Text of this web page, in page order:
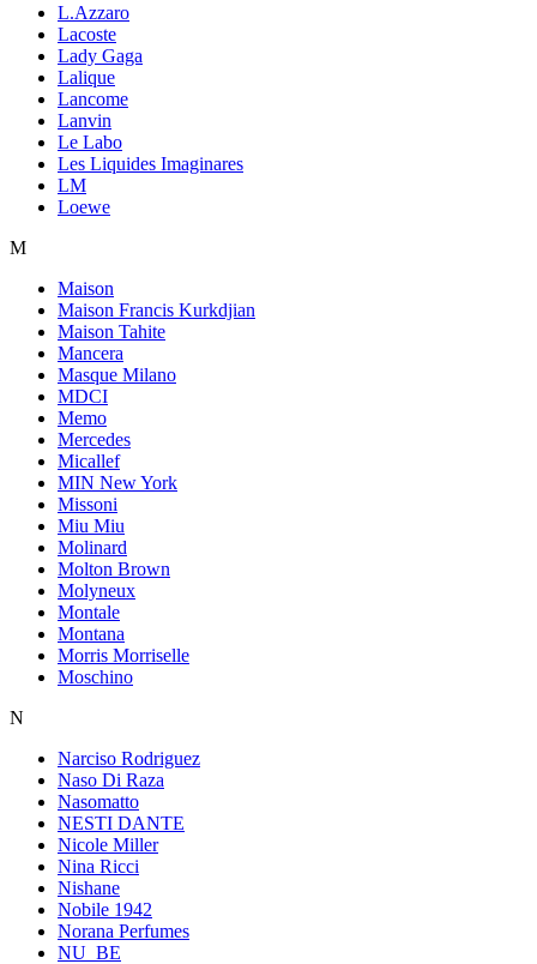
L.Azzaro
Lacoste
Lady Gaga
Lalique
Lancome
Lanvin
Le Labo
Les Liquides Imaginares
LM
Loewe
M
Maison
Maison Francis Kurkdjian
Maison Tahite
Mancera
Masque Milano
MDCI
Memo
Mercedes
Micallef
MIN New York
Missoni
Miu Miu
Molinard
Molton Brown
Molyneux
Montale
Montana
Morris Morriselle
Moschino
N
Narciso Rodriguez
Naso Di Raza
Nasomatto
NESTI DANTE
Nicole Miller
Nina Ricci
Nishane
Nobile 1942
Norana Perfumes
NU_BE